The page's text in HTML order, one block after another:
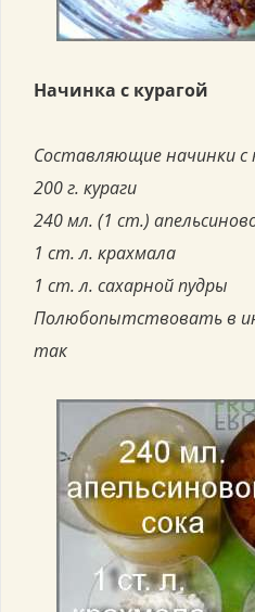
Начинка с курагой
Составляющие начинки с
200 г. кураги
240 мл. (1 ст.)
1 ст. л. крахмала
1 ст. л. сахарной пудры
Полюбопытствовать в
так